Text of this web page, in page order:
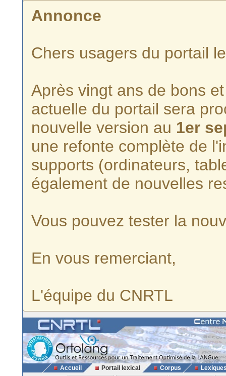
Annonce
Chers usagers du portail
Après vingt ans de bons
actuelle du portail sera
nouvelle version au 1er
une refonte complète de
supports (ordinateurs,
également de nouvelles
Vous pouvez tester la
En vous remerciant,
L'équipe du CNRTL
Accueil Portail lexical Corpus